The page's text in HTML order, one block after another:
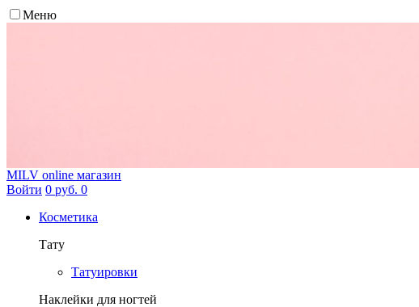
Меню
MILV online магазин
Войти 0 руб. 0
Косметика
Тату
Татуировки
Наклейки для ногтей